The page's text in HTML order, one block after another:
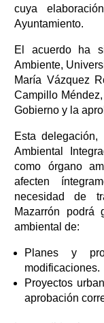
cuya
Ayuntamiento.
El acuerdo ha
Ambiente,
María Vázquez
Campillo
Gobierno y la
Esta
Ambiental
como órgano
afecten
necesidad de
Mazarrón podrá
ambiental de:
Planes y
modificaciones.
Proyectos
aprobación